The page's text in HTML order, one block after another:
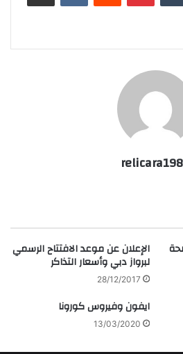
الإعلان عن موعد الافتتاح الرسمي
لبرواز دبي وأسعار التذاكر
28/12/2017
ايفون وفيروس كورونا
13/03/2020